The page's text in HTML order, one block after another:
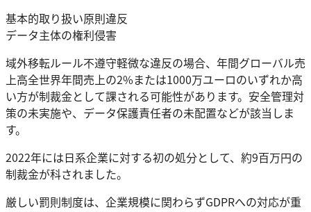
基本的取り扱い原則違反
データ主体の権利侵害
域外移転ルール不遵守軽微な違反の場合、年間グローバル売
上高全世界年間売上の2%または1000万ユーロのいずれか高
い方が制裁金として課される可能性があります。安全管理対
策の未実施や、データ保護責任者の未配置などが該当しま
す。
2022年には日系企業に対する初の処分として、約9百万円の
制裁金が科されました。
厳しい罰則制度は、企業規模に関わらずGDPRへの対応が重